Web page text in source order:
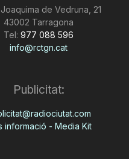
de Vedruna, 21
43002 Tarragona
Tel: 977 088 596
info@rctgn.cat
Publicitat:
informació - Media Kit